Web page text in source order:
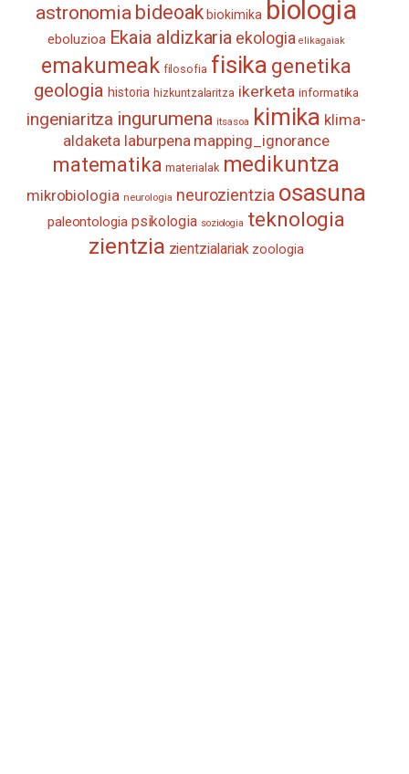
astronomia bideoak biokimika biologia
eboluzioa Ekaia aldizkaria ekologia elikagaiak
emakumeak filosofia fisika genetika
geologia historia hizkuntzalaritza ikerketa informatika
ingeniaritza ingurumena itsasoa kimika klima-
aldaketa laburpena mapping_ignorance
matematika materialak medikuntza
mikrobiologia neurologia neurozientzia osasuna
paleontologia psikologia soziologia teknologia
zientzia zientzialariak zoologia